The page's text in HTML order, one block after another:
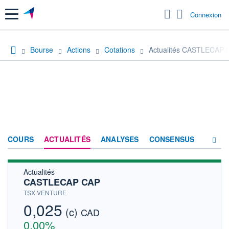
Menu Connexion
Bourse Actions Cotations Actualités CASTLECAP
COURS ACTUALITÉS ANALYSES CONSENSUS
Actualités
CASTLECAP CAP
TSX VENTURE
0,025 (c) CAD
0,00%